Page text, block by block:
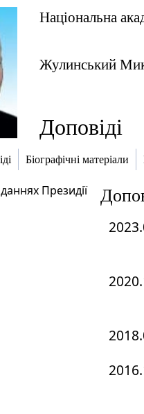
Національна
Жулинський
Доповіді
Біографічні матеріали
Президії